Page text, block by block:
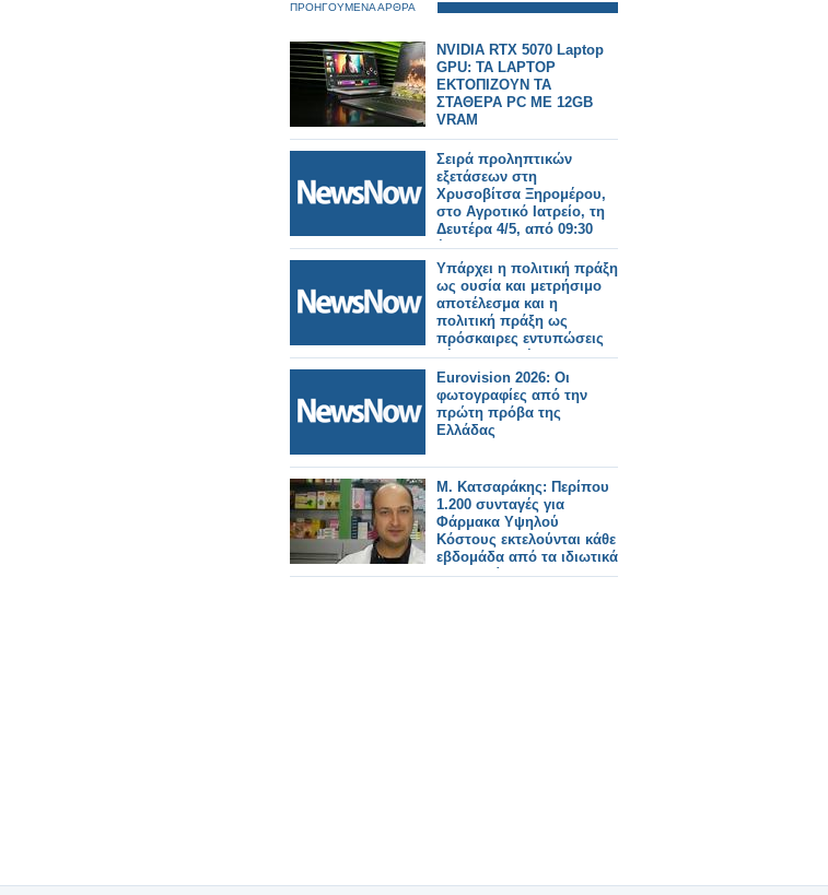
ΠΡΟΗΓΟΥΜΕΝΑ ΑΡΘΡΑ
NVIDIA RTX 5070 Laptop
GPU: TA LAPTOP
ΕΚΤΟΠΙΖΟΥΝ ΤΑ
ΣΤΑΘΕΡΑ PC ME 12GB
VRAM
Σειρά προληπτικών
εξετάσεων στη
Χρυσοβίτσα Ξηρομέρου,
στο Αγροτικό Ιατρείο, τη
Δευτέρα 4/5, από 09:30
έως 14:00.
Υπάρχει η πολιτική πράξη
ως ουσία και μετρήσιμο
αποτέλεσμα και η
πολιτική πράξη ως
πρόσκαιρες εντυπώσεις
μέσω διαστρέβλωσης των
γεγονότων και της
πραγματικότητας, χωρίς
κανένα μετρήσιμο
αποτέλεσμα, απλά για
ατομική εξύψωση και
Eurovision 2026: Οι
φωτογραφίες από την
πρώτη πρόβα της
Ελλάδας
Μ. Κατσαράκης: Περίπου
1.200 συνταγές για
Φάρμακα Υψηλού
Κόστους εκτελούνται κάθε
εβδομάδα από τα ιδιωτικά
φαρμακεία